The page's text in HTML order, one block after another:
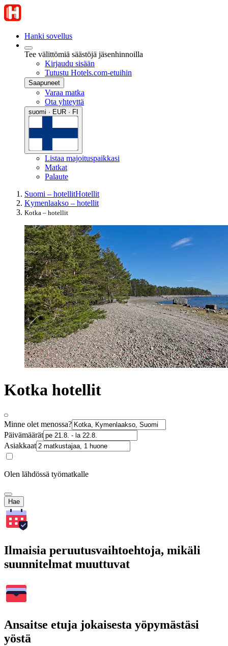
Hanki sovellus
Tee välittömiä säästöjä jäsenhinnoilla
Kirjaudu sisään
Tutustu Hotels.com-etuihin
Saapuneet
Varaa matka
Ota yhteyttä
suomi · EUR · FI
Listaa majoituspaikkasi
Matkat
Palaute
Suomi – hotellitHotellit
Kymenlaakso – hotellit
Kotka – hotellit
Kotka hotellit
Minne olet menossa?
Päivämäärät
Asiakkaat
Olen lähdössä työmatkalle
Hae
Ilmaisia peruutusvaihtoehtoja, mikäli
suunnitelmat muuttuvat
Ansaitse etuja jokaisesta yöpymästäsi
yöstä